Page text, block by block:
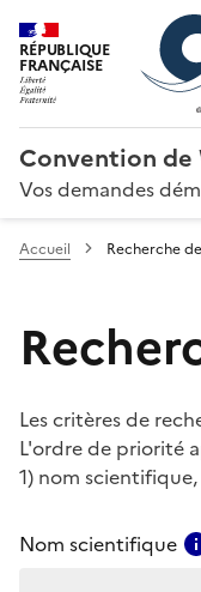
RÉPUBLIQUE
FRANÇAISE
Convention de
Vos demandes
Accueil Recherche
Les critères de
L'ordre de priorité
1) nom
Nom scientifique